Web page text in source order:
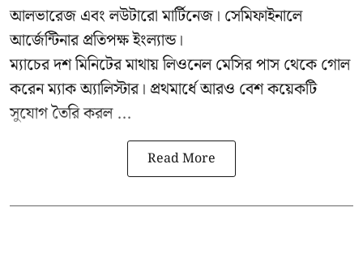
আলভারেজ এবং লউটারো মার্টিনেজ। সেমিফাইনালে
আর্জেন্টিনার প্রতিপক্ষ ইংল্যান্ড।
ম্যাচের দশ মিনিটের মাথায় লিওনেল মেসির পাস থেকে গোল
করেন ম্যাক অ্যালিস্টার। প্রথমার্ধে আরও বেশ কয়েকটি
সুযোগ তৈরি করল ...
Read More